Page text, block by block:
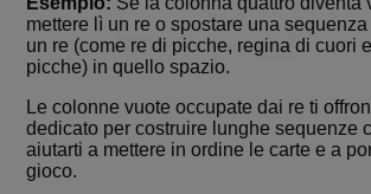
mettere lì un re o spostare una
un re (come re di picche, regina di cuori
picche) in quello spazio.
Le colonne vuote occupate dai re ti
dedicato per costruire lunghe sequenze
aiutarti a mettere in ordine le carte e a
gioco.